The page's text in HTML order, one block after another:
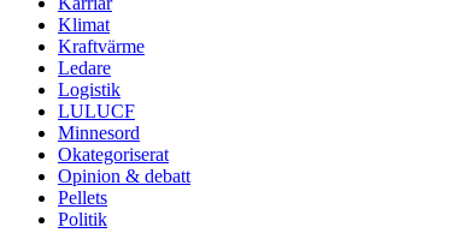
Klimat
Kraftvärme
Ledare
Logistik
LULUCF
Minnesord
Okategoriserat
Opinion & debatt
Pellets
Politik